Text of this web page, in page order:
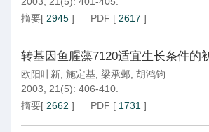
摘要[ 2945 ] PDF [ 2617 ]
转基因鱼腥藻7120适宜生长条件的
欧阳叶新 施定基 梁承邺 胡鸿钧
2003, 21(5): 406-410.
摘要[ 2662 ] PDF [ 1731 ]